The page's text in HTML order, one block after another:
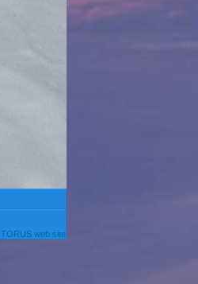
TORUS web site